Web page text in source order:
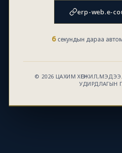
erp-web.e-
6 секундын дараа
© 2026 ЦАХИМ
УДИРДЛАГЫН